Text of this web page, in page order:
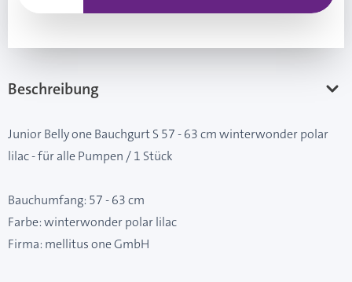
Beschreibung
Junior Belly one Bauchgurt S 57 - 63 cm winterwonder polar
lilac - für alle Pumpen / 1 Stück
Bauchumfang: 57 - 63 cm
Farbe: winterwonder polar lilac
Firma: mellitus one GmbH